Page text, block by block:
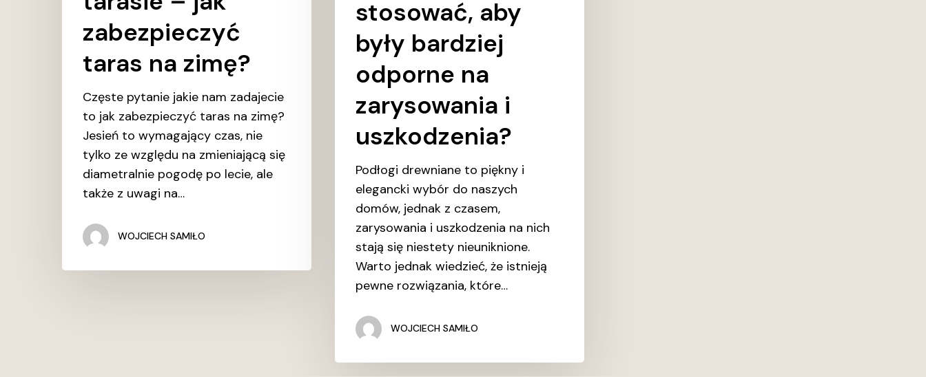
zabezpieczyć
taras na zimę?
Częste pytanie jakie nam zadajecie
to jak zabezpieczyć taras na zimę?
Jesień to wymagający czas, nie
tylko ze względu na zmieniającą się
diametralnie pogodę po lecie, ale
także z uwagi na…
WOJCIECH SAMIŁO
stosować, aby
były bardziej
odporne na
zarysowania i
uszkodzenia?
Podłogi drewniane to piękny i
elegancki wybór do naszych
domów, jednak z czasem,
zarysowania i uszkodzenia na nich
stają się niestety nieuniknione.
Warto jednak wiedzieć, że istnieją
pewne rozwiązania, które…
WOJCIECH SAMIŁO